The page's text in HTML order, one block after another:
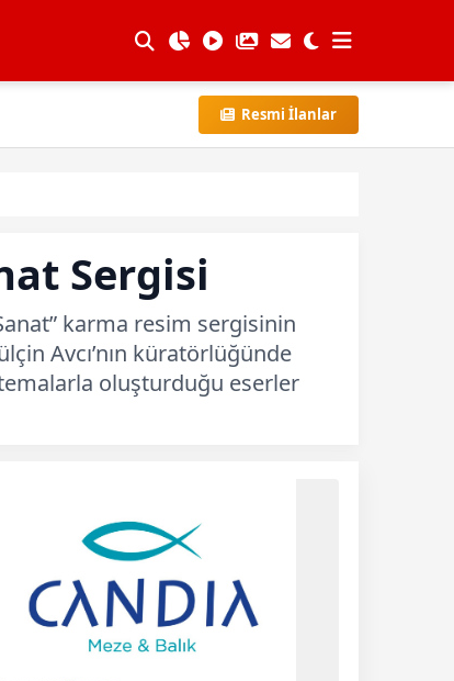
Resmi İlanlar
Sergisi
karma resim sergisinin
Avcı’nın küratörlüğünde
oluşturduğu eserler